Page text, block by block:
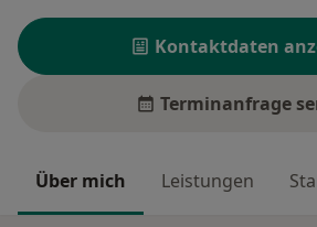
Kontaktdaten
Terminanfrage
Über mich Leistungen